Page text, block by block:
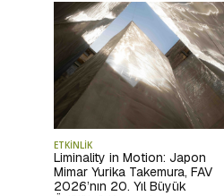
ETKİNLİK
Liminality in Motion: Japon
Mimar Yurika Takemura, FAV
2026’nın 20. Yıl Büyük